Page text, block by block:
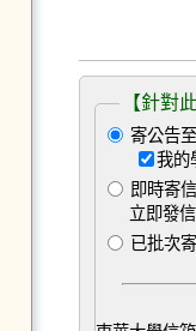
【針對
寄公告
我的
即時寄
立即發
已批次